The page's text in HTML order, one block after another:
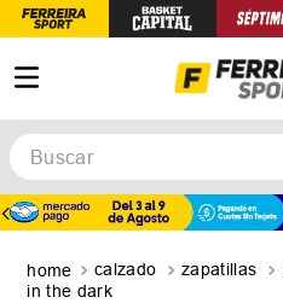
Buscar
calzado zapatillas
in the dark